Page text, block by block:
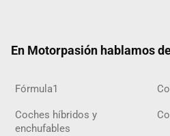
En Motorpasión hablamos
Fórmula1
Coches híbridos y
enchufables